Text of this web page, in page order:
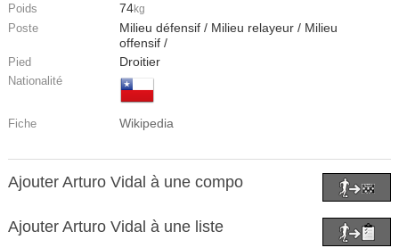
Poids 74kg
Poste
Milieu défensif / Milieu relayeur / Milieu
offensif /
Pied Droitier
Nationalité
Fiche Wikipedia
Ajouter Arturo Vidal à une compo
Ajouter Arturo Vidal à une liste